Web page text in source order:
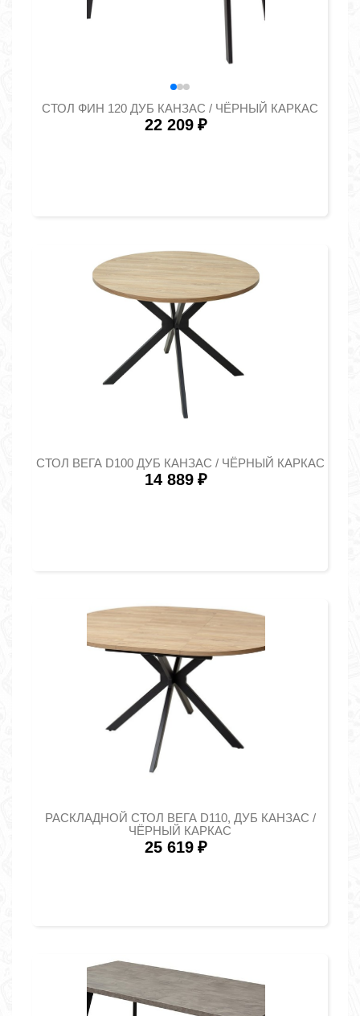
СТОЛ ФИН 120 ДУБ КАНЗАС / ЧЁРНЫЙ КАРКАС
22 209 ₽
СТОЛ ВЕГА D100 ДУБ КАНЗАС / ЧЁРНЫЙ КАРКАС
14 889 ₽
РАСКЛАДНОЙ СТОЛ ВЕГА D110, ДУБ КАНЗАС /
ЧЁРНЫЙ КАРКАС
25 619 ₽